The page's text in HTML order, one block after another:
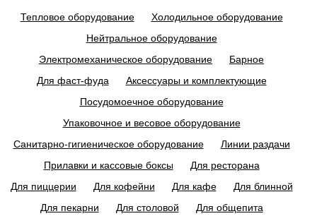
Тепловое оборудование
Холодильное оборудование
Нейтральное оборудование
Электромеханическое оборудование
Барное
Для фаст-фуда
Аксессуары и комплектующие
Посудомоечное оборудование
Упаковочное и весовое оборудование
Санитарно-гигиеническое оборудование
Линии раздачи
Прилавки и кассовые боксы
Для ресторана
Для пиццерии
Для кофейни Для кафе
Для блинной
Для пекарни
Для столовой
Для общепита